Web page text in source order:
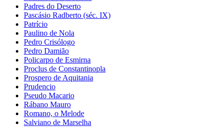
Padres do Deserto
Pascásio Radberto (séc. IX)
Patrício
Paulino de Nola
Pedro Crisólogo
Pedro Damião
Policarpo de Esmirna
Proclus de Constantinopla
Prospero de Aquitania
Prudencio
Pseudo Macario
Rábano Mauro
Romano, o Melode
Salviano de Marselha